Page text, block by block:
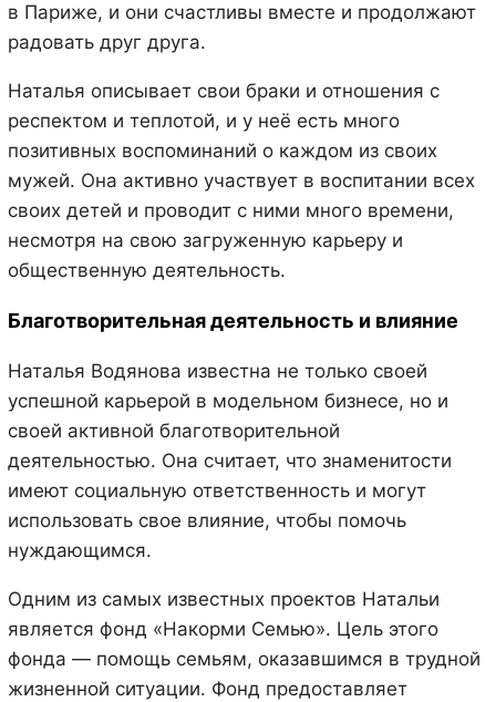
в Париже, и они счастливы вместе и продолжают
радовать друг друга.
Наталья описывает свои браки и отношения с
респектом и теплотой, и у неё есть много
позитивных воспоминаний о каждом из своих
мужей. Она активно участвует в воспитании всех
своих детей и проводит с ними много времени,
несмотря на свою загруженную карьеру и
общественную деятельность.
Благотворительная деятельность и влияние
Наталья Водянова известна не только своей
успешной карьерой в модельном бизнесе, но и
своей активной благотворительной
деятельностью. Она считает, что знаменитости
имеют социальную ответственность и могут
использовать свое влияние, чтобы помочь
нуждающимся.
Одним из самых известных проектов Натальи
является фонд «Накорми Семью». Цель этого
фонда — помощь семьям, оказавшимся в трудной
жизненной ситуации. Фонд предоставляет